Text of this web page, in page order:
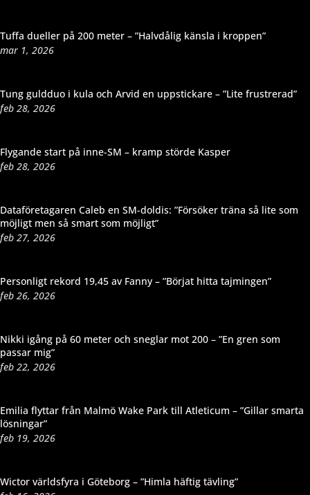
Tuffa dueller på 200 meter – ”Halvdålig känsla i kroppen”
mar 1, 2026
Tung guldduo i kula och Arvid en uppstickare – ”Lite frustrerad”
feb 28, 2026
Flygande start på inne-SM – kramp störde Kasper
feb 28, 2026
Dataföretagaren Caleb en SM-doldis: ”Försöker träna så lite som
möjligt men så smart som möjligt”
feb 27, 2026
Personligt rekord 19,45 av Fanny – ”Börjat hitta tajmingen”
feb 26, 2026
Nikki igång på 60 meter och sneglar mot 200 – ”En gren som
passar mig”
feb 22, 2026
Emilia flyttar från Malmö Wake Park till Atleticum – ”Gillar smarta
lösningar”
feb 19, 2026
Wictor världsfyra i Göteborg – ”Himla häftig tävling”